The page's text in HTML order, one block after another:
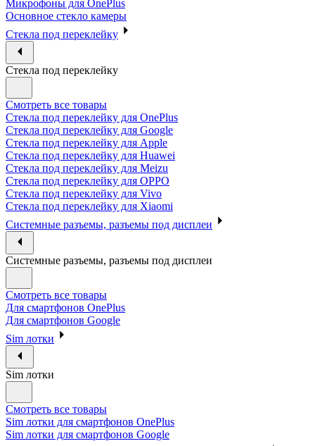
Микрофоны для OnePlus
Основное стекло камеры
Стекла под переклейку
Стекла под переклейку
Смотреть все товары
Стекла под переклейку для OnePlus
Стекла под переклейку для Google
Стекла под переклейку для Apple
Стекла под переклейку для Huawei
Стекла под переклейку для Meizu
Стекла под переклейку для OPPO
Стекла под переклейку для Vivo
Стекла под переклейку для Xiaomi
Системные разъемы, разъемы под дисплеи
Системные разъемы, разъемы под дисплеи
Смотреть все товары
Для смартфонов OnePlus
Для смартфонов Google
Sim лотки
Sim лотки
Смотреть все товары
Sim лотки для смартфонов OnePlus
Sim лотки для смартфонов Google